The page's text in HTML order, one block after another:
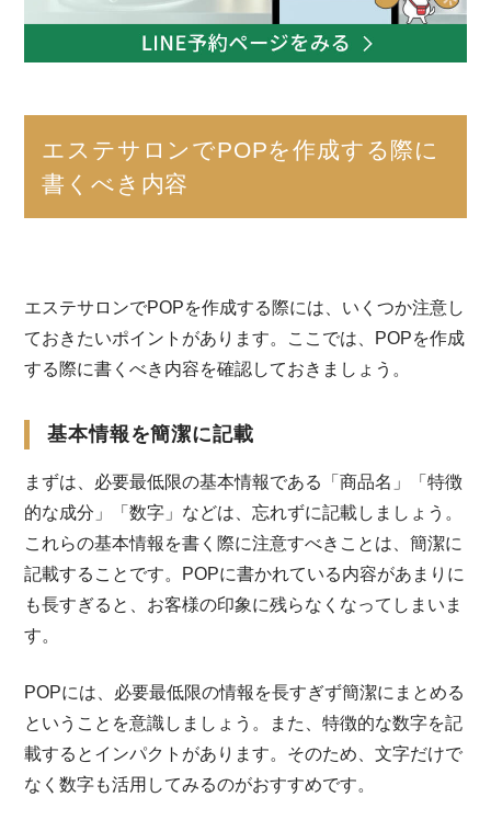
エステサロンでPOPを作成する際に
書くべき内容
エステサロンでPOPを作成する際には、いくつか注意し
ておきたいポイントがあります。ここでは、POPを作成
する際に書くべき内容を確認しておきましょう。
基本情報を簡潔に記載
まずは、必要最低限の基本情報である「商品名」「特徴
的な成分」「数字」などは、忘れずに記載しましょう。
これらの基本情報を書く際に注意すべきことは、簡潔に
記載することです。POPに書かれている内容があまりに
も長すぎると、お客様の印象に残らなくなってしまいま
す。
POPには、必要最低限の情報を長すぎず簡潔にまとめる
ということを意識しましょう。また、特徴的な数字を記
載するとインパクトがあります。そのため、文字だけで
なく数字も活用してみるのがおすすめです。